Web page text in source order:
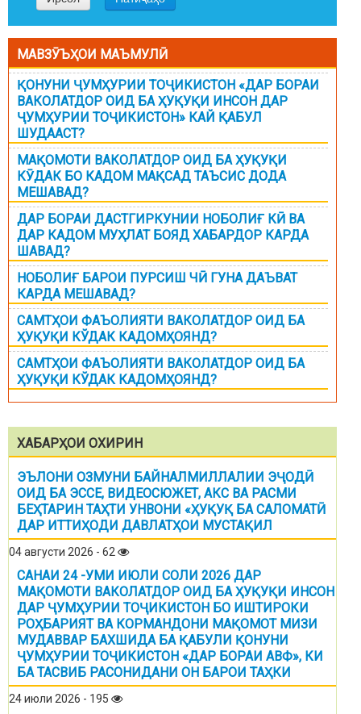
МАВЗӮЪҲОИ МАЪМУЛӢ
ҚОНУНИ ҶУМҲУРИИ ТОҶИКИСТОН «ДАР БОРАИ
ВАКОЛАТДОР ОИД БА ҲУҚУҚИ ИНСОН ДАР
ҶУМҲУРИИ ТОҶИКИСТОН» КАЙ ҚАБУЛ
ШУДААСТ?
МАҚОМОТИ ВАКОЛАТДОР ОИД БА ҲУҚУҚИ
КӮДАК БО КАДОМ МАҚСАД ТАЪСИС ДОДА
МЕШАВАД?
ДАР БОРАИ ДАСТГИРКУНИИ НОБОЛИҒ КӢ ВА
ДАР КАДОМ МУҲЛАТ БОЯД ХАБАРДОР КАРДА
ШАВАД?
НОБОЛИҒ БАРОИ ПУРСИШ ЧӢ ГУНА ДАЪВАТ
КАРДА МЕШАВАД?
САМТҲОИ ФАЪОЛИЯТИ ВАКОЛАТДОР ОИД БА
ҲУҚУҚИ КЎДАК КАДОМҲОЯНД?
САМТҲОИ ФАЪОЛИЯТИ ВАКОЛАТДОР ОИД БА
ҲУҚУҚИ КЎДАК КАДОМҲОЯНД?
ХАБАРҲОИ ОХИРИН
ЭЪЛОНИ ОЗМУНИ БАЙНАЛМИЛЛАЛИИ ЭҶОДӢ
ОИД БА ЭССЕ, ВИДЕОСЮЖЕТ, АКС ВА РАСМИ
БЕҲТАРИН ТАҲТИ УНВОНИ «ҲУҚУҚ БА САЛОМАТӢ
ДАР ИТТИҲОДИ ДАВЛАТҲОИ МУСТАҚИЛ
04 августи 2026 - 62
САНАИ 24 -УМИ ИЮЛИ СОЛИ 2026 ДАР
МАҚОМОТИ ВАКОЛАТДОР ОИД БА ҲУҚУҚИ ИНСОН
ДАР ҶУМҲУРИИ ТОҶИКИСТОН БО ИШТИРОКИ
РОҲБАРИЯТ ВА КОРМАНДОНИ МАҚОМОТ МИЗИ
МУДАВВАР БАХШИДА БА ҚАБУЛИ ҚОНУНИ
ҶУМҲУРИИ ТОҶИКИСТОН «ДАР БОРАИ АВФ», КИ
БА ТАСВИБ РАСОНИДАНИ ОН БАРОИ ТАҲКИ
24 июли 2026 - 195